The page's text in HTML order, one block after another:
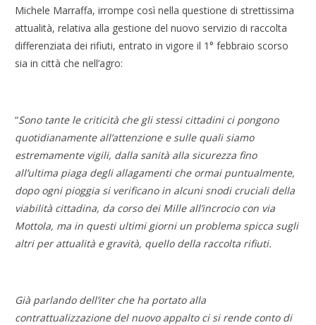
Michele Marraffa, irrompe così nella questione di strettissima
attualità, relativa alla gestione del nuovo servizio di raccolta
differenziata dei rifiuti, entrato in vigore il 1° febbraio scorso
sia in città che nell’agro:
“Sono tante le criticità che gli stessi cittadini ci pongono
quotidianamente all’attenzione e sulle quali siamo
estremamente vigili, dalla sanità alla sicurezza fino
all’ultima piaga degli allagamenti che ormai puntualmente,
dopo ogni pioggia si verificano in alcuni snodi cruciali della
viabilità cittadina, da corso dei Mille all’incrocio con via
Mottola, ma in questi ultimi giorni un problema spicca sugli
altri per attualità e gravità, quello della raccolta rifiuti.
Già parlando dell’iter che ha portato alla
contrattualizzazione del nuovo appaltoci si rende conto di